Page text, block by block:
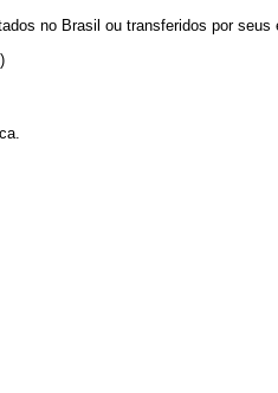
no Brasil ou transferidos por